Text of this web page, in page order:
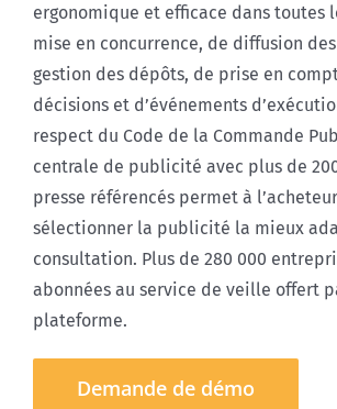
ergonomique et efficace dans toutes
mise en concurrence, de diffusion
gestion des dépôts, de prise en
décisions et d’événements
respect du Code de la Commande
centrale de publicité avec plus de
presse référencés permet à
sélectionner la publicité la mieux
consultation. Plus de 280 000
abonnées au service de veille offert
plateforme.
Demande de démo